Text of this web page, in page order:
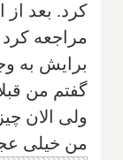
کرد. بعد از
مراجعه
برایش به
گفتم‌ من
ولی الان
من خیلی